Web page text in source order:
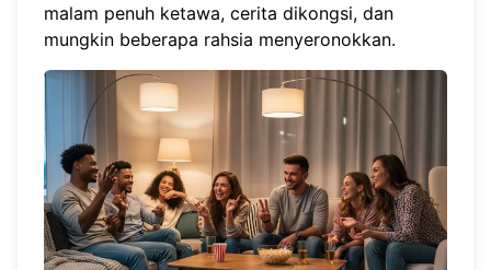
malam penuh ketawa, cerita dikongsi, dan
mungkin beberapa rahsia menyeronokkan.